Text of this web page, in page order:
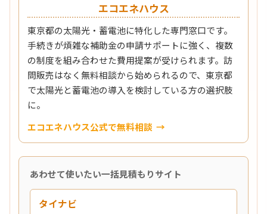
エコエネハウス
東京都の太陽光・蓄電池に特化した専門窓口です。
手続きが煩雑な補助金の申請サポートに強く、複数
の制度を組み合わせた費用提案が受けられます。訪
問販売はなく無料相談から始められるので、東京都
で太陽光と蓄電池の導入を検討している方の選択肢
に。
エコエネハウス公式で無料相談
あわせて使いたい一括見積もりサイト
タイナビ